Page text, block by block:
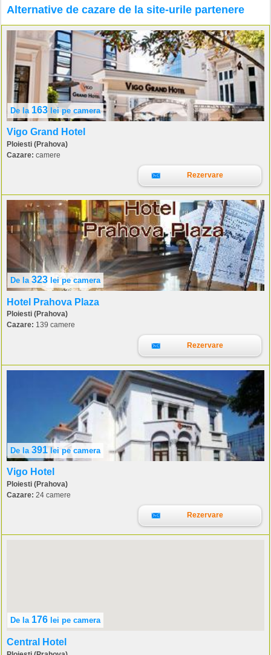
Alternative de cazare de la site-urile partenere
De la 163 leipe camera
Vigo Grand Hotel
Ploiesti (Prahova)
Cazare: camere
Rezervare
De la 323 leipe camera
Hotel Prahova Plaza
Ploiesti (Prahova)
Cazare: 139 camere
Rezervare
De la 391 lei pe camera
Vigo Hotel
Ploiesti (Prahova)
Cazare: 24 camere
Rezervare
De la 176 lei pe camera
Central Hotel